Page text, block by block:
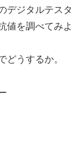
デジタルテスタ
値を調べてみよ
うするか。